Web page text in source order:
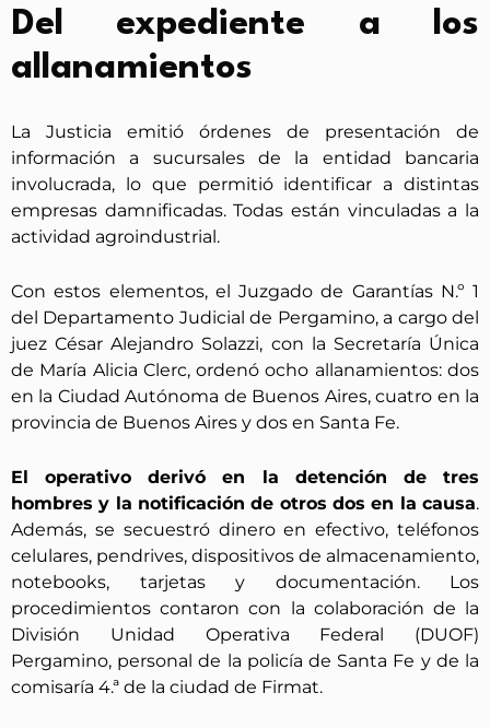
Del expediente a los
allanamientos
La Justicia emitió órdenes de presentación de
información a sucursales de la entidad bancaria
involucrada, lo que permitió identificar a distintas
empresas damnificadas. Todas están vinculadas a la
actividad agroindustrial.
Con estos elementos, el Juzgado de Garantías N.º 1
del Departamento Judicial de Pergamino, a cargo del
juez César Alejandro Solazzi, con la Secretaría Única
de María Alicia Clerc, ordenó ocho allanamientos: dos
en la Ciudad Autónoma de Buenos Aires, cuatro en la
provincia de Buenos Aires y dos en Santa Fe.
El operativo derivó en la detención de tres
hombres y la notificación de otros dos en la causa.
Además, se secuestró dinero en efectivo, teléfonos
celulares, pendrives, dispositivos de almacenamiento,
notebooks, tarjetas y documentación. Los
procedimientos contaron con la colaboración de la
División Unidad Operativa Federal (DUOF)
Pergamino, personal de la policía de Santa Fe y de la
comisaría 4.ª de la ciudad de Firmat.